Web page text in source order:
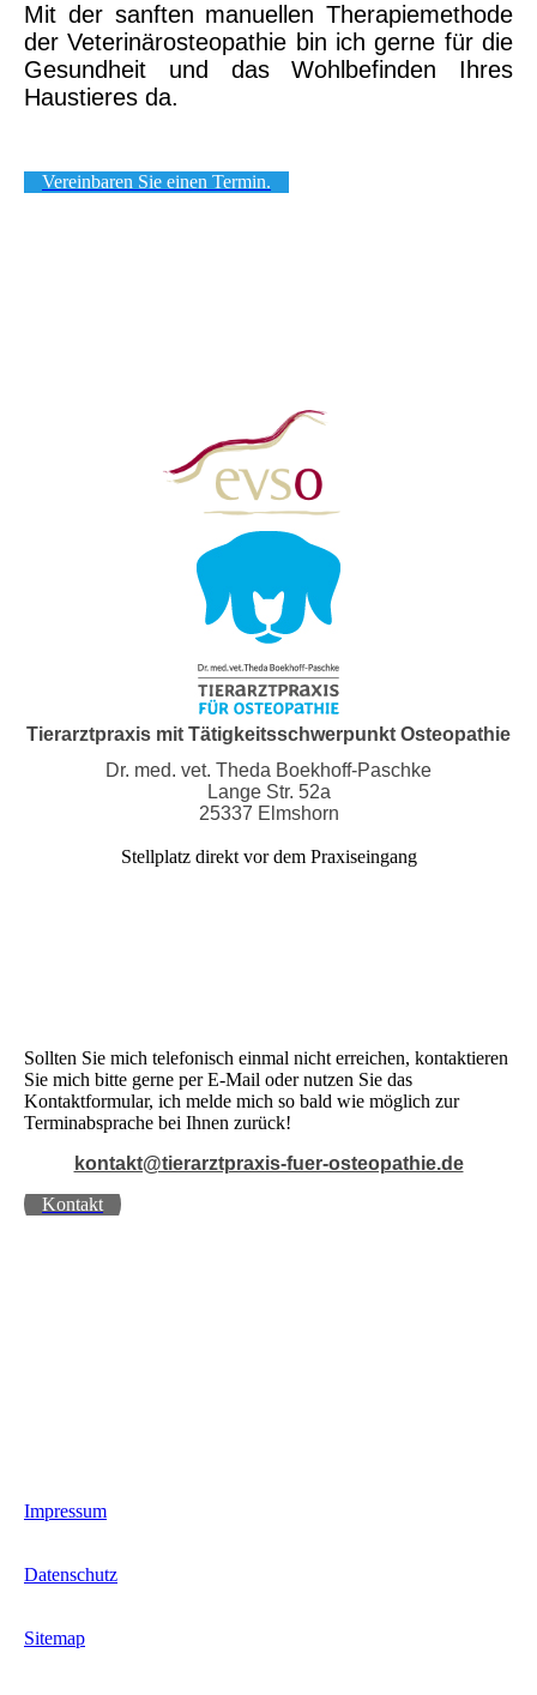
Mit der sanften manuellen Therapiemethode
der Veterinärosteopathie bin ich gerne für die
Gesundheit und das Wohlbefinden Ihres
Haustieres da.
Vereinbaren Sie einen Termin.
Tierarztpraxis mit Tätigkeitsschwerpunkt Osteopathie
Dr. med. vet. Theda Boekhoff-Paschke
Lange Str. 52a
25337 Elmshorn
Stellplatz direkt vor dem Praxiseingang
Sollten Sie mich telefonisch einmal nicht erreichen, kontaktieren
Sie mich bitte gerne per E-Mail oder nutzen Sie das
Kontaktformular, ich melde mich so bald wie möglich zur
Terminabsprache bei Ihnen zurück!
kontakt@tierarztpraxis-fuer-osteopathie.de
Kontakt
Impressum
Datenschutz
Sitemap